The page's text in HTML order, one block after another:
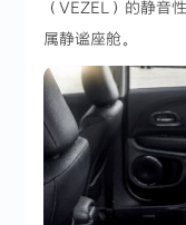
（VEZEL）的静音
属静谧座舱。